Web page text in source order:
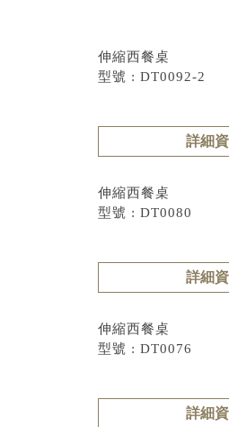
伸縮西餐桌
型號 : DT0092-2
詳細
伸縮西餐桌
型號 : DT0080
詳細
伸縮西餐桌
型號 : DT0076
詳細